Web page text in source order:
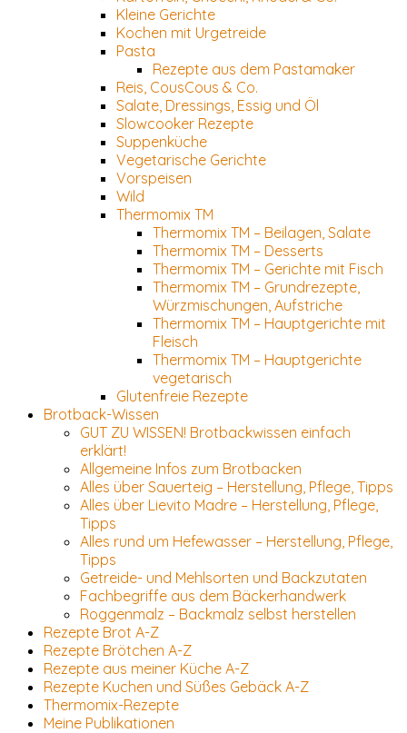
Kleine Gerichte
Kochen mit Urgetreide
Pasta
Rezepte aus dem Pastamaker
Reis, CousCous & Co.
Salate, Dressings, Essig und Öl
Slowcooker Rezepte
Suppenküche
Vegetarische Gerichte
Vorspeisen
Wild
Thermomix TM
Thermomix TM – Beilagen, Salate
Thermomix TM – Desserts
Thermomix TM – Gerichte mit Fisch
Thermomix TM – Grundrezepte,
Würzmischungen, Aufstriche
Thermomix TM – Hauptgerichte mit
Fleisch
Thermomix TM – Hauptgerichte
vegetarisch
Glutenfreie Rezepte
Brotback-Wissen
GUT ZU WISSEN! Brotbackwissen einfach
erklärt!
Allgemeine Infos zum Brotbacken
Alles über Sauerteig – Herstellung, Pflege, Tipps
Alles über Lievito Madre – Herstellung, Pflege,
Tipps
Alles rund um Hefewasser – Herstellung, Pflege,
Tipps
Getreide- und Mehlsorten und Backzutaten
Fachbegriffe aus dem Bäckerhandwerk
Roggenmalz – Backmalz selbst herstellen
Rezepte Brot A-Z
Rezepte Brötchen A-Z
Rezepte aus meiner Küche A-Z
Rezepte Kuchen und Süßes Gebäck A-Z
Thermomix-Rezepte
Meine Publikationen